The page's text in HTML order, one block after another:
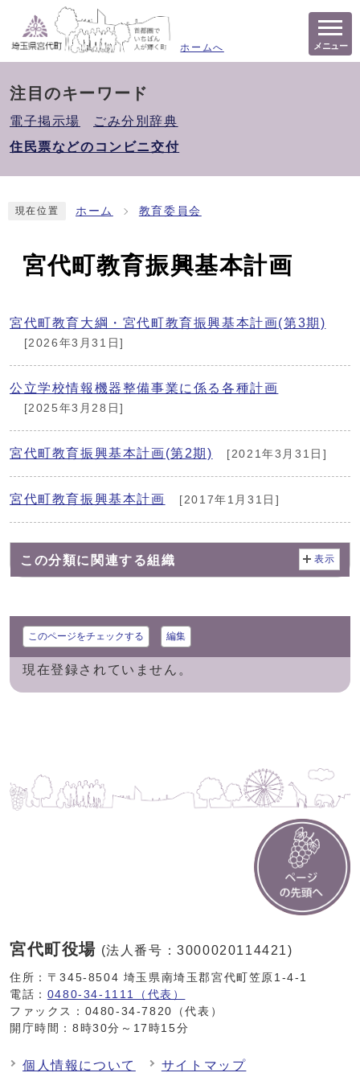
ホームへ メニュー
注目のキーワード
電子掲示場
ごみ分別辞典
住民票などのコンビニ交付
現在位置 ホーム 教育委員会
宮代町教育振興基本計画
宮代町教育大綱・宮代町教育振興基本計画(第3期)
[2026年3月31日]
公立学校情報機器整備事業に係る各種計画
[2025年3月28日]
宮代町教育振興基本計画(第2期) [2021年3月31日]
宮代町教育振興基本計画 [2017年1月31日]
この分類に関連する組織 表示
このページをチェックする 編集
現在登録されていません。
宮代町役場 (法人番号：3000020114421)
住所：〒345-8504 埼玉県南埼玉郡宮代町笠原1-4-1
電話： 0480-34-1111（代表）
ファックス：0480-34-7820（代表）
開庁時間：8時30分～17時15分
個人情報について サイトマップ